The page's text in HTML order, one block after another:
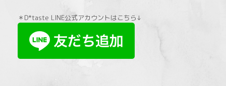
＊D*taste LINE公式アカウントはこちら↓